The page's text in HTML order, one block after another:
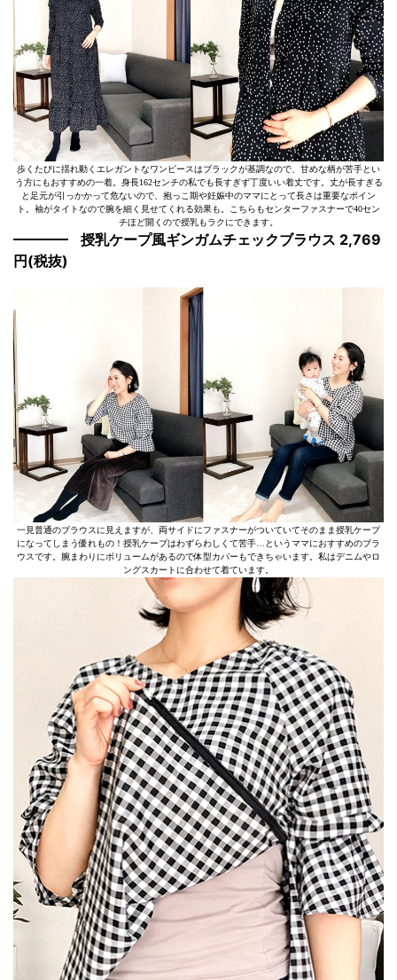
歩くたびに揺れ動くエレガントなワンピースはブラックが基調なので、甘めな柄が苦手とい
う方にもおすすめの一着。身長162センチの私でも長すぎず丁度いい着丈です。丈が長すぎる
と足元が引っかかって危ないので、抱っこ期や妊娠中のママにとって長さは重要なポイン
ト。袖がタイトなので腕を細く見せてくれる効果も。こちらもセンターファスナーで40セン
チほど開くので授乳もラクにできます。
授乳ケープ風ギンガムチェックブラウス 2,769
円(税抜)
一見普通のブラウスに見えますが、両サイドにファスナーがついていてそのまま授乳ケープ
になってしまう優れもの！授乳ケープはわずらわしくて苦手…というママにおすすめのブラ
ウスです。腕まわりにボリュームがあるので体型カバーもできちゃいます。私はデニムやロ
ングスカートに合わせて着ています。